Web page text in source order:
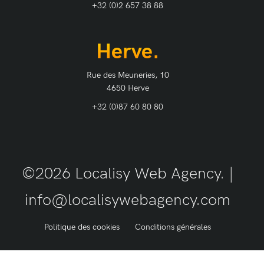
+32 (0)2 657 38 88
Herve.
Rue des Meuneries, 10
4650 Herve
+32 (0)87 60 80 80
©2026 Localisy Web Agency. |
info@localisywebagency.com
Politique des cookies Conditions générales